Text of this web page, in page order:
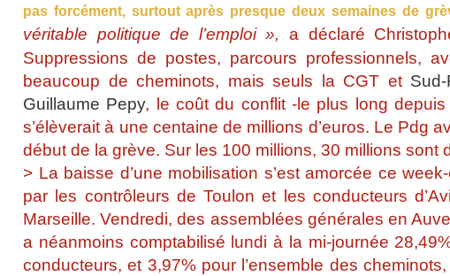
pas forcément, surtout après presque deux semaines de
véritable politique de l’emploi »,
a déclaré
Suppressions de postes, parcours professionnels,
beaucoup de cheminots, mais seuls la CGT et Sud-
Guillaume Pepy, le coût du conflit -le plus long
s’élèverait à une centaine de millions d’euros. Le Pdg
début de la grève. Sur les 100 millions, 30 millions
> La baisse d’une mobilisation s’est amorcée ce
par les contrôleurs de Toulon et les conducteurs
Marseille. Vendredi, des assemblées générales en
a néanmoins comptabilisé lundi à la mi-journée
conducteurs, et 3,97% pour l’ensemble des